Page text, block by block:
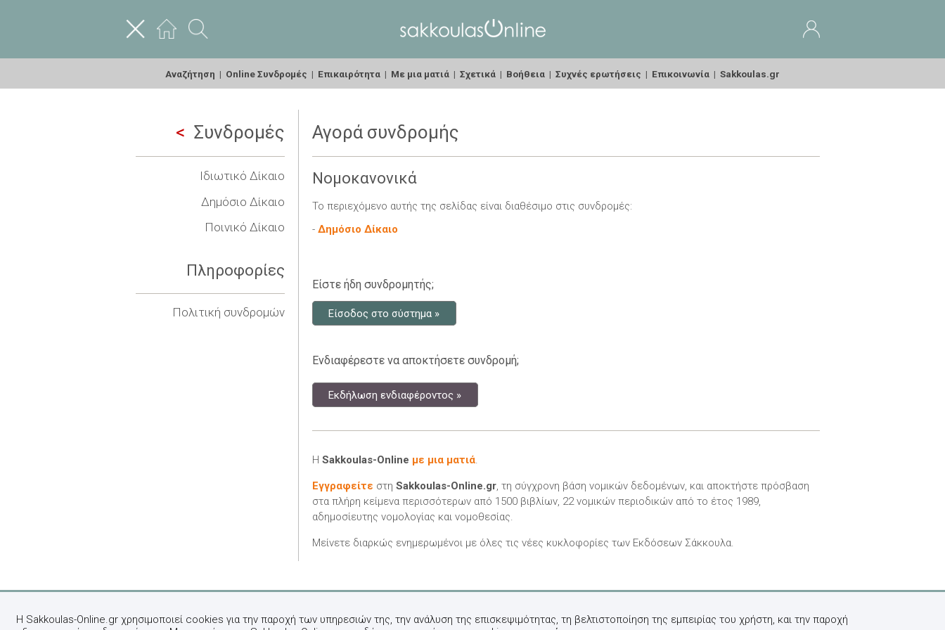
Αναζήτηση | Online Συνδρομές | Επικαιρότητα | Με μια ματιά | Σχετικά | Βοήθεια | Συχνές ερωτήσεις | Επικοινωνία | Sakkoulas.gr
Συνδρομές
Ιδιωτικό Δίκαιο
Δημόσιο Δίκαιο
Ποινικό Δίκαιο
Πληροφορίες
Πολιτική συνδρομών
Αγορά συνδρομής
Νομοκανονικά
Το περιεχόμενο αυτής της σελίδας είναι διαθέσιμο στις συνδρομές:
- Δημόσιο Δίκαιο
Είστε ήδη συνδρομητής;
Είσοδος στο σύστημα »
Ενδιαφέρεστε να αποκτήσετε συνδρομή;
Εκδήλωση ενδιαφέροντος »
Η Sakkoulas-Online με μια ματιά.
Εγγραφείτε στη Sakkoulas-Online.gr, τη σύγχρονη βάση νομικών δεδομένων, και αποκτήστε πρόσβαση
στα πλήρη κείμενα περισσότερων από 1500 βιβλίων, 22 νομικών περιοδικών από το έτος 1989,
αδημοσίευτης νομολογίας και νομοθεσίας.
Μείνετε διαρκώς ενημερωμένοι με όλες τις νέες κυκλοφορίες των Εκδόσεων Σάκκουλα.
Η Sakkoulas-Online.gr χρησιμοποιεί cookies για την παροχή των υπηρεσιών της, την ανάλυση της επισκεψιμότητας, τη βελτιστοποίηση της εμπειρίας του χρήστη, και την παροχή